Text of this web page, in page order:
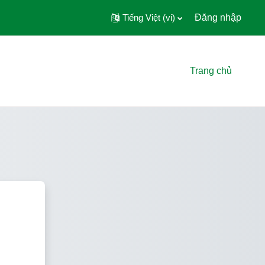
Tiếng Việt ‎(vi)‎ Đăng nhập
Trang chủ